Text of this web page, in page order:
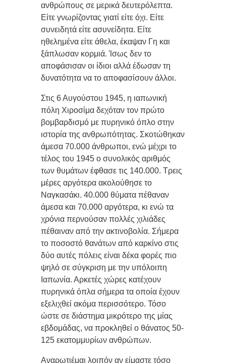
ανθρώπους σε μερικά δευτερόλεπτα.
Είτε γνωρίζοντας γιατί είτε όχι. Είτε
συνειδητά είτε ασυνείδητα. Είτε
ηθελημένα είτε άθελα, έκαψαν Γη και
ξάπλωσαν κορμιά. Ίσως δεν το
αποφάσισαν οι ίδιοι αλλά έδωσαν τη
δυνατότητα να το αποφασίσουν άλλοι.
Στις 6 Αυγούστου 1945, η ιαπωνική
πόλη Χιροσίμα δεχόταν τον πρώτο
βομβαρδισμό με πυρηνικό όπλο στην
ιστορία της ανθρωπότητας. Σκοτώθηκαν
άμεσα 70.000 άνθρωποι, ενώ μέχρι το
τέλος του 1945 ο συνολικός αριθμός
των θυμάτων έφθασε τις 140.000. Τρεις
μέρες αργότερα ακολούθησε το
Ναγκασάκι. 40.000 θύματα πέθαναν
άμεσα και 70.000 αργότερα, κι ενώ τα
χρόνια περνούσαν πολλές χιλιάδες
πέθαιναν από την ακτινοβολία. Σήμερα
το ποσοστό θανάτων από καρκίνο στις
δύο αυτές πόλεις είναι δέκα φορές πιο
ψηλό σε σύγκριση με την υπόλοιπη
Ιαπωνία. Αρκετές χώρες κατέχουν
πυρηνικά όπλα σήμερα τα οποία έχουν
εξελιχθεί ακόμα περισσότερο. Τόσο
ώστε σε διάστημα μικρότερο της μίας
εβδομάδας, να προκληθεί ο θάνατος 50-
125 εκατομμυρίων ανθρώπων.
Αναρωτιέμαι λοιπόν αν είμαστε τόσο